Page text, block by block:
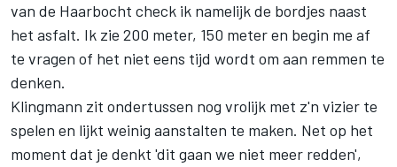
van de Haarbocht check ik namelijk de bordjes naast
het asfalt. Ik zie 200 meter, 150 meter en begin me af
te vragen of het niet eens tijd wordt om aan remmen te
denken.
Klingmann zit ondertussen nog vrolijk met z'n vizier te
spelen en lijkt weinig aanstalten te maken. Net op het
moment dat je denkt 'dit gaan we niet meer redden',